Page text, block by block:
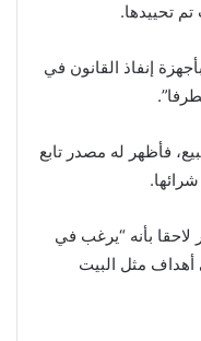
تم تحييدها.
إنفاذ القانون في
للبيع، فأظهر له مصدر تابع
بأنه “يرغب في
أهداف مثل البيت